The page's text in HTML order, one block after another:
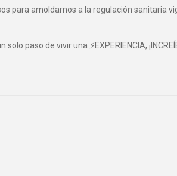
para amoldarnos a la regulación sanitaria
paso de vivir una ⚡EXPERIENCIA,